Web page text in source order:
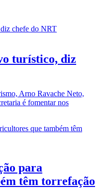
turístico, diz
Arno Ravache Neto,
é fomentar nos
para
têm torrefação